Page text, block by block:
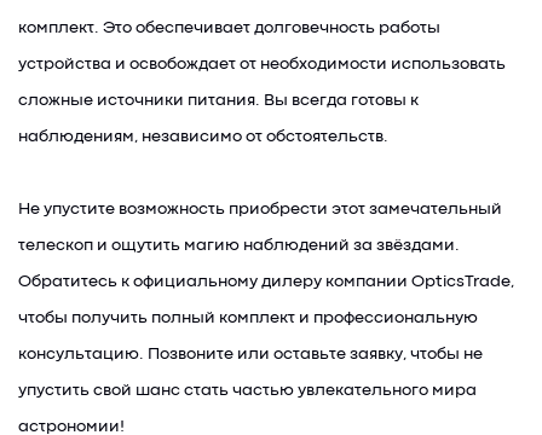
комплект. Это обеспечивает долговечность работы
устройства и освобождает от необходимости использовать
сложные источники питания. Вы всегда готовы к
наблюдениям, независимо от обстоятельств.
Не упустите возможность приобрести этот замечательный
телескоп и ощутить магию наблюдений за звёздами.
Обратитесь к официальному дилеру компании OpticsTrade,
чтобы получить полный комплект и профессиональную
консультацию. Позвоните или оставьте заявку, чтобы не
упустить свой шанс стать частью увлекательного мира
астрономии!